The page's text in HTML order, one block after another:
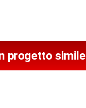
progetto simile